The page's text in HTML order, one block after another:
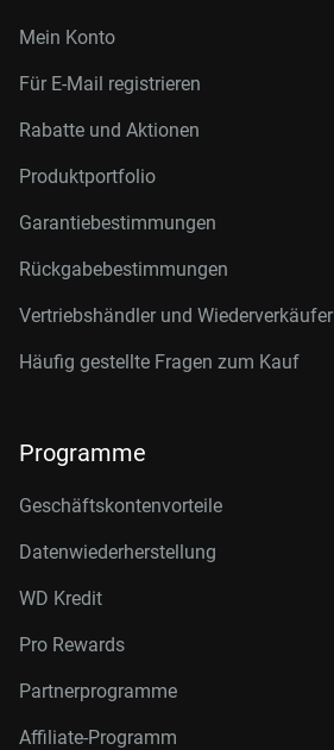
Mein Konto
Für E-Mail registrieren
Rabatte und Aktionen
Produktportfolio
Garantiebestimmungen
Rückgabebestimmungen
Vertriebshändler und Wiederverkäufer
Häufig gestellte Fragen zum Kauf
Programme
Geschäftskontenvorteile
Datenwiederherstellung
WD Kredit
Pro Rewards
Partnerprogramme
Affiliate-Programm